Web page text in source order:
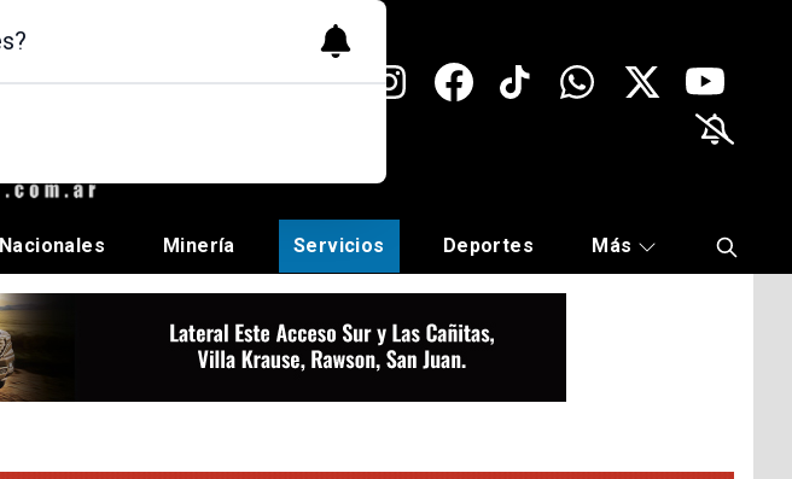
Nacionales Minería Servicios Deportes Más